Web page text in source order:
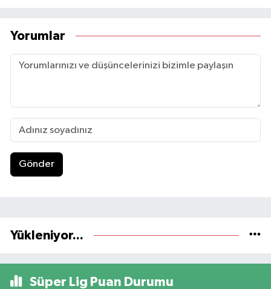
Yorumlar
Gönder
Yükleniyor...
Süper Lig Puan Durumu